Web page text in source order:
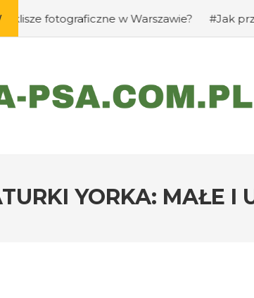
w Warszawie? #Jak przedłużyć
YORKA: MAŁE I